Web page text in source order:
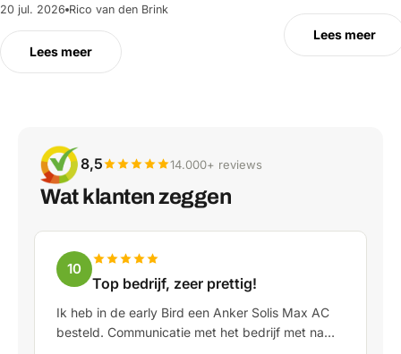
20 jul. 2026 Rico van den Brink
Lees meer
Lees meer
8,5 14.000+ reviews
Wat klanten zeggen
10
Top bedrijf, zeer prettig!
Ik heb in de early Bird een Anker Solis Max AC
besteld. Communicatie met het bedrijf met name